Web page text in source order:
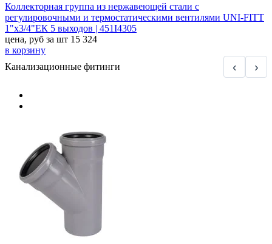
Коллекторная группа из нержавеющей стали с
регулировочными и термостатическими вентилями UNI-FITT
1"x3/4"ЕК 5 выходов | 451I4305
цена, руб за шт 15 324
в корзину
Канализационные фитинги
‹ ›